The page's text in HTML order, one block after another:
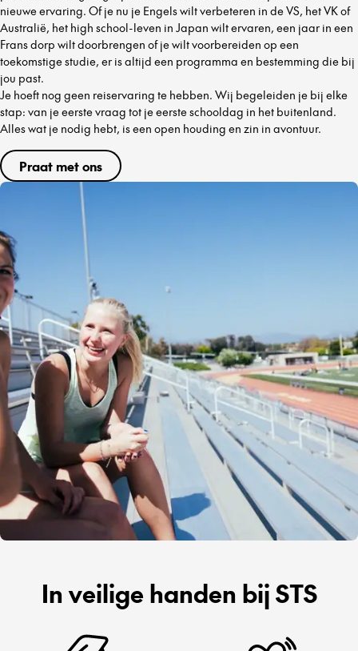
nieuwe ervaring. Of je nu je Engels wilt verbeteren in de VS, het VK of
Australië, het high school-leven in Japan wilt ervaren, een jaar in een
Frans dorp wilt doorbrengen of je wilt voorbereiden op een
toekomstige studie, er is altijd een programma en bestemming die bij
jou past.
Je hoeft nog geen reiservaring te hebben. Wij begeleiden je bij elke
stap: van je eerste vraag tot je eerste schooldag in het buitenland.
Alles wat je nodig hebt, is een open houding en zin in avontuur.
Praat met ons
In veilige handen bij STS